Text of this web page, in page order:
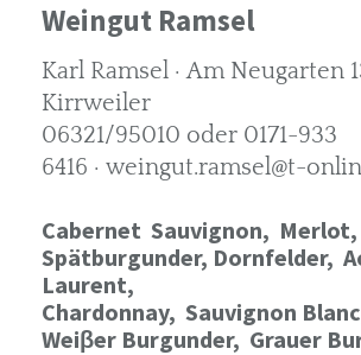
Weingut Ramsel
Karl Ramsel · Am Neugarten
Kirrweiler
06321/95010 oder 0171-933
6416 · weingut.ramsel@t-
Cabernet Sauvignon, Merlot,
Spätburgunder, Dornfelder,
Laurent,
Chardonnay, Sauvignon
Weiβer Burgunder, Grauer